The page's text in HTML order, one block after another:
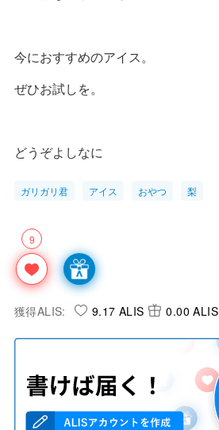
今におすすめのアイス。
ぜひお試しを。
どうぞよしなに
ガリガリ君 アイス おやつ 梨
9
獲得ALIS: 9.17 ALIS 0.00 ALIS